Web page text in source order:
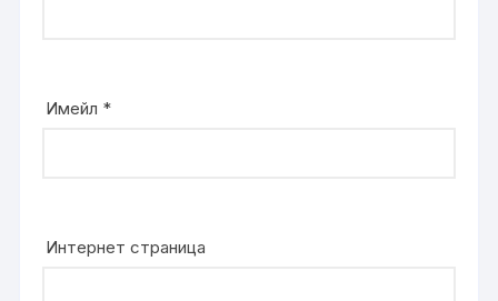
Имейл *
Интернет страница